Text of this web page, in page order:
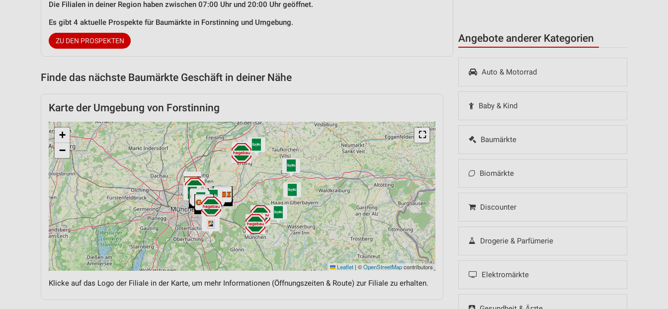
Angebote anderer Kategorien
Auto & Motorrad
Baby & Kind
Baumärkte
Biomärkte
Discounter
Drogerie & Parfümerie
Elektromärkte
Die Filialen in deiner Region haben zwischen 07:00 Uhr und 20:00 Uhr geöffnet.
Es gibt 4 aktuelle Prospekte für Baumärkte in Forstinning und Umgebung.
ZU DEN PROSPEKTEN
Finde das nächste Baumärkte Geschäft in deiner Nähe
Karte der Umgebung von Forstinning
⛶
+
−
Leaflet | ©OpenStreetMapcontributors
Klicke auf das Logo der Filiale in der Karte, um mehr Informationen (Öffnungszeiten & Route) zur Filiale zu erhalten.